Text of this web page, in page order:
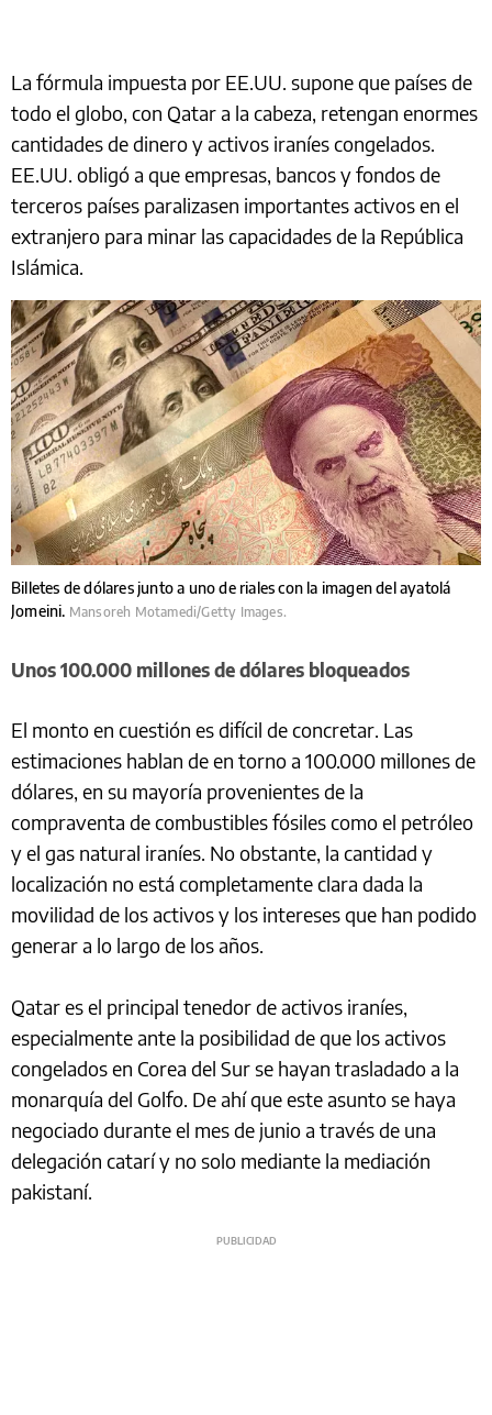
La fórmula impuesta por EE.UU. supone que países de
todo el globo, con Qatar a la cabeza, retengan enormes
cantidades de dinero y activos iraníes congelados.
EE.UU. obligó a que empresas, bancos y fondos de
terceros países paralizasen importantes activos en el
extranjero para minar las capacidades de la República
Islámica.
Billetes de dólares junto a uno de riales con la imagen del ayatolá
Jomeini. Mansoreh Motamedi/Getty Images.
Unos 100.000 millones de dólares bloqueados
El monto en cuestión es difícil de concretar. Las
estimaciones hablan de en torno a 100.000 millones de
dólares, en su mayoría provenientes de la
compraventa de combustibles fósiles como el petróleo
y el gas natural iraníes. No obstante, la cantidad y
localización no está completamente clara dada la
movilidad de los activos y los intereses que han podido
generar a lo largo de los años.
Qatar es el principal tenedor de activos iraníes,
especialmente ante la posibilidad de que los activos
congelados en Corea del Sur se hayan trasladado a la
monarquía del Golfo. De ahí que este asunto se haya
negociado durante el mes de junio a través de una
delegación catarí y no solo mediante la mediación
pakistaní.